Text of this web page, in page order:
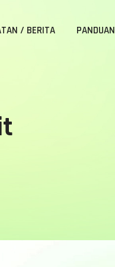
/ BERITA PANDUAN